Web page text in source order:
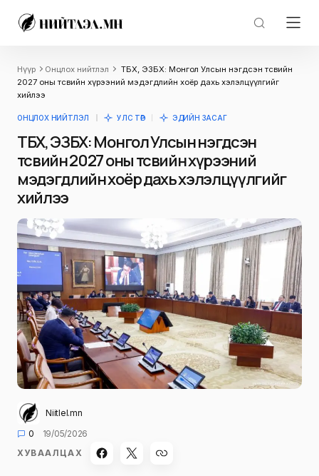
Нүүр Онцлох нийтлэл
ТБХ, ЭЗБХ: Монгол Улсын нэгдсэн төсвийн
2027 оны төсвийн хүрээний мэдэгдлийн хоёр дахь хэлэлцүүлгийг
хийлээ
ОНЦЛОХ НИЙТЛЭЛ УЛС ТӨР ЭДИЙН ЗАСАГ
ТБХ, ЭЗБХ: Монгол Улсын нэгдсэн
төсвийн 2027 оны төсвийн хүрээний
мэдэгдлийн хоёр дахь хэлэлцүүлгийг
хийлээ
Niitlel.mn
0
19/05/2026
ХУВААЛЦАХ